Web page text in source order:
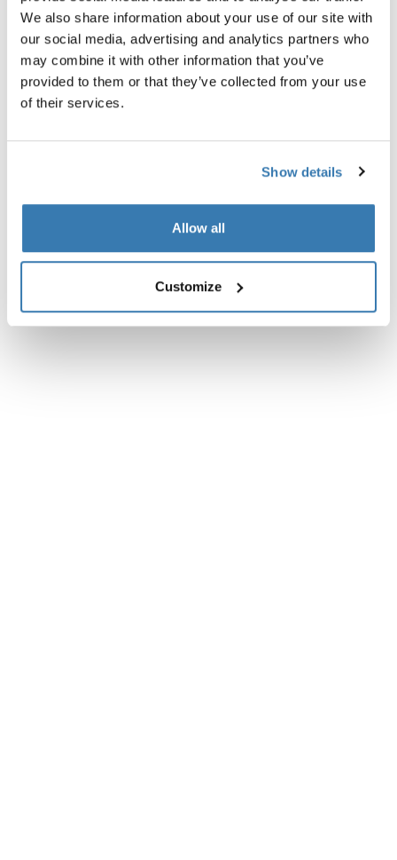
We also share information about your use of our site with
our social media, advertising and analytics partners who
may combine it with other information that you’ve
provided to them or that they’ve collected from your use
of their services.
Show details
Allow all
Customize